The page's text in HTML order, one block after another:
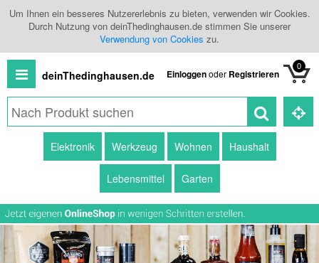
Um Ihnen ein besseres Nutzererlebnis zu bieten, verwenden wir Cookies.
Durch Nutzung von deinThedinghausen.de stimmen Sie unserer
Verwendung von Cookies zu.
deinThedinghausen.de Einloggenoder Registrieren
0
Produkte
Händlerübersicht
Branchenbuch
Elektronik Werkzeug Wohnen Haushalt
Lebensmittel Garten